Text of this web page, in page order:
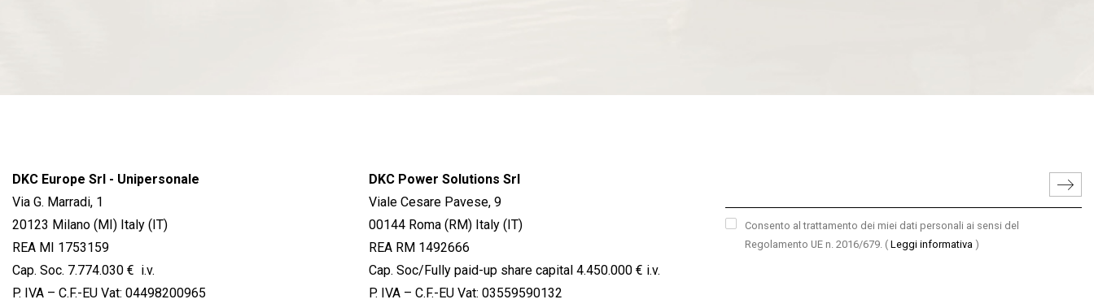
DKC Europe Srl - Unipersonale
Via G. Marradi, 1
20123 Milano (MI) Italy (IT)
REA MI 1753159
Cap. Soc. 7.774.030 € i.v.
P. IVA – C.F.-EU Vat: 04498200965
DKC Power Solutions Srl
Viale Cesare Pavese, 9
00144 Roma (RM) Italy (IT)
REA RM 1492666
Cap. Soc/Fully paid-up share capital 4.450.000 € i.v.
P. IVA – C.F.-EU Vat: 03559590132
Consento al trattamento dei miei dati personali ai sensi del
Regolamento UE n. 2016/679. ( Leggi informativa )